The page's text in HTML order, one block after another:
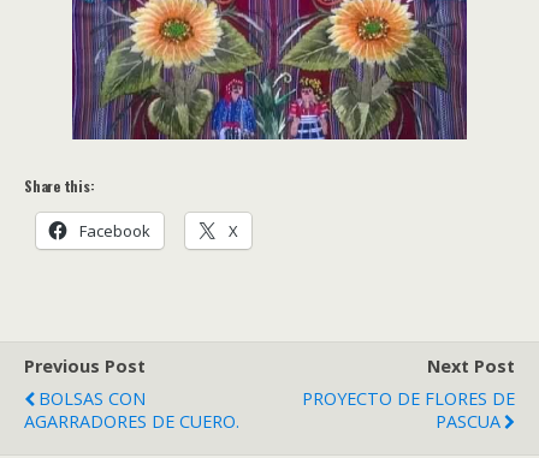
Share this:
Facebook X
Previous Post
BOLSAS CON
AGARRADORES DE CUERO.
Next Post
PROYECTO DE FLORES DE
PASCUA